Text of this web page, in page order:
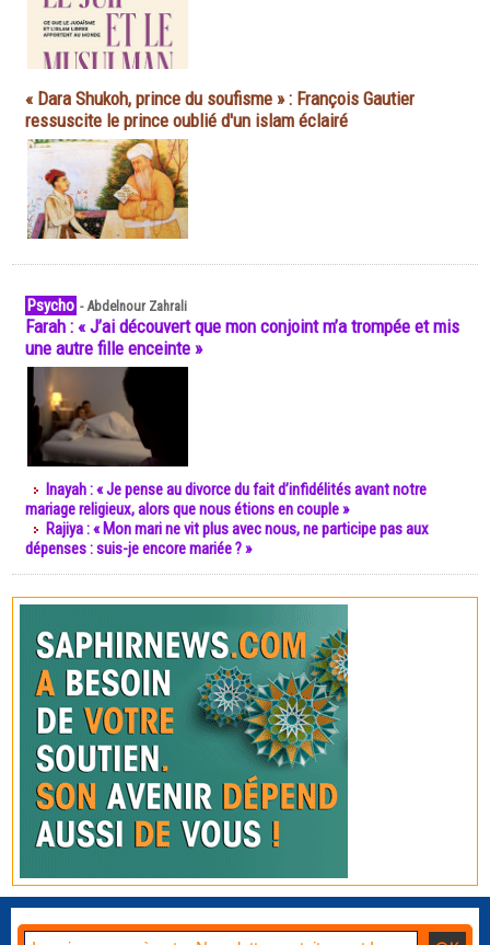
« Dara Shukoh, prince du soufisme » : François Gautier
ressuscite le prince oublié d'un islam éclairé
Psycho -Abdelnour Zahrali
Farah : « J’ai découvert que mon conjoint m’a trompée et mis
une autre fille enceinte »
Inayah : « Je pense au divorce du fait d’infidélités avant notre
mariage religieux, alors que nous étions en couple »
Rajiya : « Mon mari ne vit plus avec nous, ne participe pas aux
dépenses : suis-je encore mariée ? »